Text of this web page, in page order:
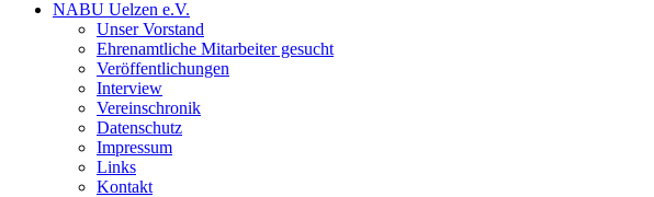
NABU Uelzen e.V.
Unser Vorstand
Ehrenamtliche Mitarbeiter gesucht
Veröffentlichungen
Interview
Vereinschronik
Datenschutz
Impressum
Links
Kontakt